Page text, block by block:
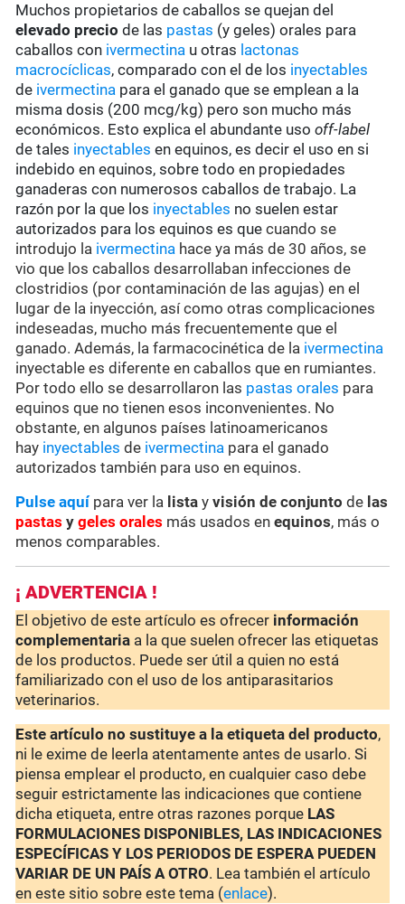
Muchos propietarios de caballos se quejan del
elevado precio de las pastas (y geles) orales para
caballos con ivermectina u otras lactonas
macrocíclicas, comparado con el de los inyectables
de ivermectina para el ganado que se emplean a la
misma dosis (200 mcg/kg) pero son mucho más
económicos. Esto explica el abundante usooff-label
de tales inyectables en equinos, es decir el uso en si
indebido en equinos, sobre todo en propiedades
ganaderas con numerosos caballos de trabajo. La
razón por la que los inyectables no suelen estar
autorizados para los equinos es quecuando se
introdujo la ivermectina hace ya más de 30 años, se
vio que los caballos desarrollaban infecciones de
clostridios (por contaminación de las agujas) en el
lugar de la inyección, así como otras complicaciones
indeseadas, mucho más frecuentemente que el
ganado. Además, la farmacocinética de la ivermectina
inyectable es diferente en caballos que en rumiantes.
Por todo ello se desarrollaron las pastas orales para
equinos que no tienen esos inconvenientes. No
obstante, en algunos países latinoamericanos
hay inyectables de ivermectina para el ganado
autorizados también para uso en equinos.
Pulse aquípara ver la lista yvisión de conjunto de las
pastas ygeles orales más usados en equinos, más o
menos comparables.
¡ ADVERTENCIA !
El objetivo de este artículo es ofrecer información
complementaria a la que suelen ofrecer las etiquetas
de los productos. Puede ser útil a quien no está
familiarizado con el uso de los antiparasitarios
veterinarios.
Este artículo no sustituye a la etiqueta del producto,
ni le exime de leerla atentamente antes de usarlo. Si
piensa emplear el producto, en cualquier caso debe
seguir estrictamente las indicaciones que contiene
dicha etiqueta, entre otras razones porque LAS
FORMULACIONES DISPONIBLES, LAS INDICACIONES
ESPECÍFICAS Y LOS PERIODOS DE ESPERA PUEDEN
VARIAR DE UN PAÍS A OTRO. Lea también el artículo
en este sitio sobre este tema (enlace).